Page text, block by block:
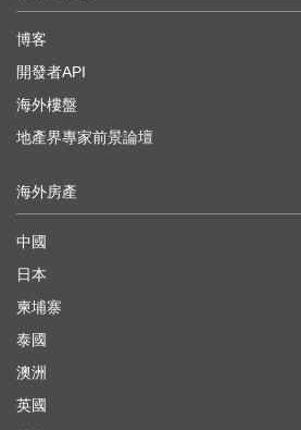
博客
開發者API
海外樓盤
地產界專家前景論壇
海外房產
中國
日本
柬埔寨
泰國
澳洲
英國